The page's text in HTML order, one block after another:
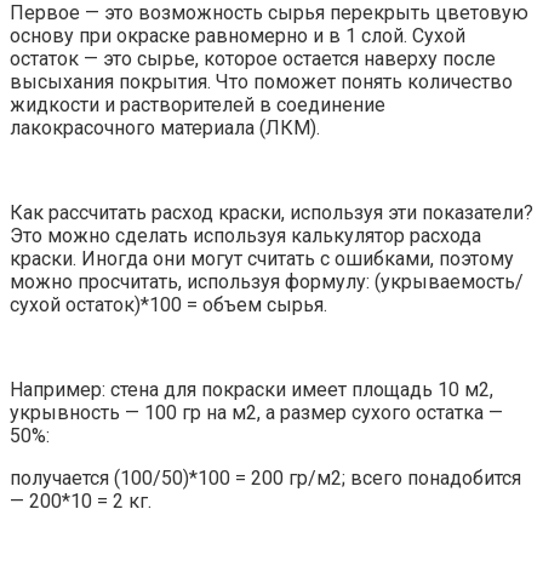
Первое — это возможность сырья перекрыть цветовую
основу при окраске равномерно и в 1 слой. Сухой
остаток — это сырье, которое остается наверху после
высыхания покрытия. Что поможет понять количество
жидкости и растворителей в соединение
лакокрасочного материала (ЛКМ).
Как рассчитать расход краски, используя эти показатели?
Это можно сделать используя калькулятор расхода
краски. Иногда они могут считать с ошибками, поэтому
можно просчитать, используя формулу: (укрываемость/
сухой остаток)*100 = объем сырья.
Например: стена для покраски имеет площадь 10 м2,
укрывность — 100 гр на м2, а размер сухого остатка —
50%:
получается (100/50)*100 = 200 гр/м2; всего понадобится
— 200*10 = 2 кг.